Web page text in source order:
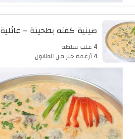
صينية كفته بطحينة – عائلية
4 علب سلطه
4 أرغفة خبز من الطابون